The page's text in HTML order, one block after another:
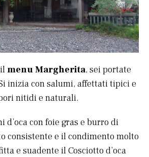
menu Margherita, sei portate
inizia con salumi, affettati tipici e
nitidi e naturali.
d’oca con foie gras e burro di
consistente e il condimento molto
e suadente il Cosciotto d’oca